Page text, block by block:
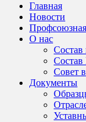
Главная
Новости
О нас
Состав
Совет
Документы